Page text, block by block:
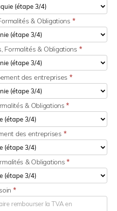
& Obligations *
Formalités & Obligations *
des entreprises *
& Obligations*
des entreprises *
& Obligations*
*